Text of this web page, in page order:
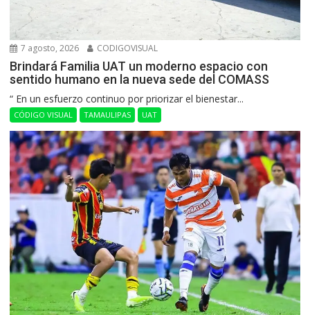
7 agosto, 2026 CODIGOVISUAL
Brindará Familia UAT un moderno espacio con
sentido humano en la nueva sede del COMASS
“ En un esfuerzo continuo por priorizar el bienestar...
CÓDIGO VISUAL TAMAULIPAS UAT